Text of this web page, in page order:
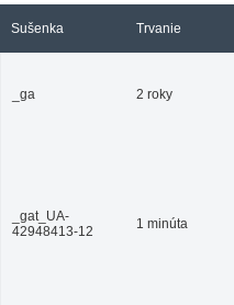
Sušenka Trvanie
_ga 2 roky
_gat_UA-
42948413-12
1 minúta